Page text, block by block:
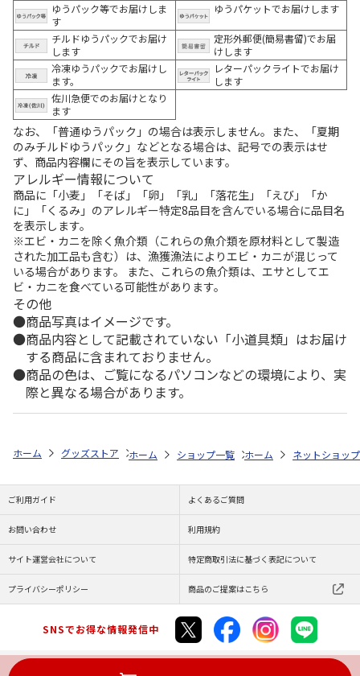
ゆうパック等でお届けしま
す
ゆうパケットでお届けします
チルドゆうパックでお届け
します
定形外郵便(簡易書留)でお届
けします
冷凍ゆうパックでお届けし
ます。
レターパックライトでお届け
します
佐川急便でのお届けとなり
ます
なお、「普通ゆうパック」の場合は表示しません。また、「夏期
のみチルドゆうパック」などとなる場合は、記号での表示はせ
ず、商品内容欄にその旨を表示しています。
アレルギー情報について
商品に「小麦」「そば」「卵」「乳」「落花生」「えび」「か
に」「くるみ」のアレルギー特定8品目を含んでいる場合に品目名
を表示します。
※エビ・カニを除く魚介類（これらの魚介類を原材料として製造
された加工品も含む）は、漁獲漁法によりエビ・カニが混じって
いる場合があります。 また、これらの魚介類は、エサとしてエ
ビ・カニを食べている可能性があります。
その他
商品写真はイメージです。
商品内容として記載されていない「小道具類」はお届け
する商品に含まれておりません。
商品の色は、ご覧になるパソコンなどの環境により、実
際と異なる場合があります。
ホーム グッズストア スポーツ・スポーツ選手 MLB MLB 日本人
ホーム ショップ一覧 レッツ MLB ドジャ
ホーム ネットショップ
ご利用ガイド よくあるご質問
お問い合わせ 利用規約
サイト運営会社について 特定商取引法に基づく表記について
プライバシーポリシー 商品のご提案はこちら
SNSでお得な情報発信中